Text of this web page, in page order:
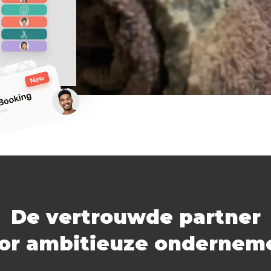
De vertrouwde partner
ambitieuze